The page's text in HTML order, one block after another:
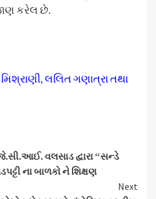
કરેલ છે.
લલિત ગણાત્રા તથા
વલસાડ દ્વારા “સન્ડે
ના બાળકો ને શિક્ષણ
Next